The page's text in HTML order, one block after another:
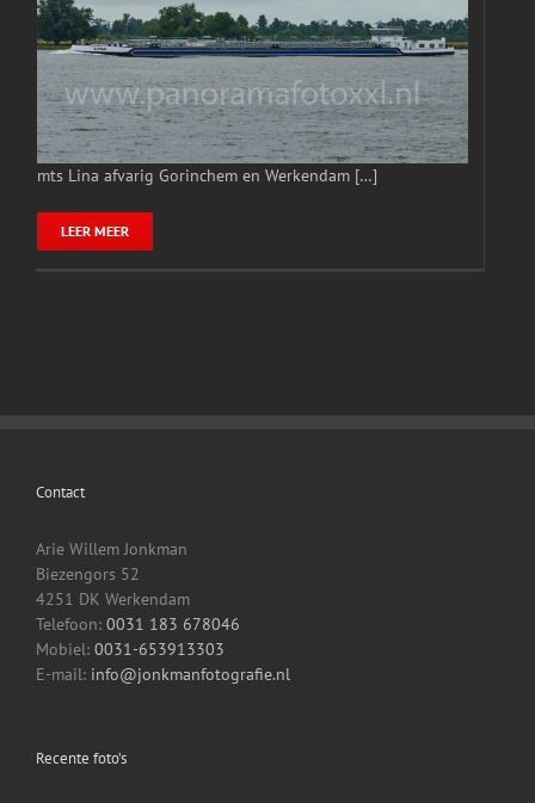
mts Lina afvarig Gorinchem en Werkendam […]
LEER MEER
Contact
Arie Willem Jonkman
Biezengors 52
4251 DK Werkendam
Telefoon: 0031 183 678046
Mobiel: 0031-653913303
E-mail: info@jonkmanfotografie.nl
Recente foto’s